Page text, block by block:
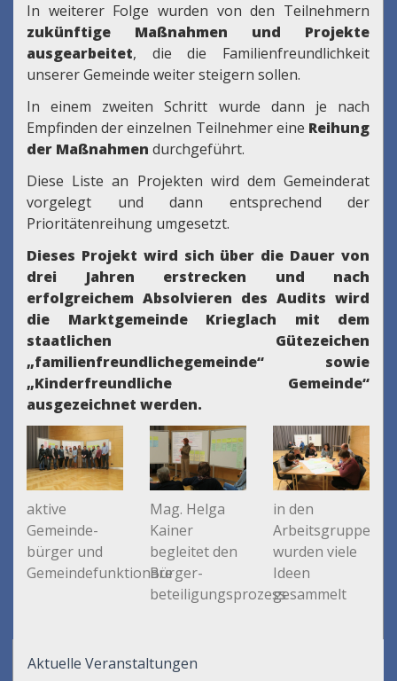
In weiterer Folge wurden von den Teilnehmern
zukünftige Maßnahmen und Projekte
ausgearbeitet, die die Familienfreundlichkeit
unserer Gemeinde weiter steigern sollen.
In einem zweiten Schritt wurde dann je nach
Empfinden der einzelnen Teilnehmer eine Reihung
der Maßnahmen durchgeführt.
Diese Liste an Projekten wird dem Gemeinderat
vorgelegt und dann entsprechend der
Prioritätenreihung umgesetzt.
Dieses Projekt wird sich über die Dauer von
drei Jahren erstrecken und nach
erfolgreichem Absolvieren des Audits wird
die Marktgemeinde Krieglach mit dem
staatlichen Gütezeichen
„familienfreundlichegemeinde“ sowie
„Kinderfreundliche Gemeinde“
ausgezeichnet werden.
aktive
Gemeinde-
bürger und
Gemeindefunktionäre
Mag. Helga
Kainer
begleitet den
Bürger-
beteiligungsprozess
in den
Arbeitsgruppen
wurden viele
Ideen
gesammelt
Aktuelle Veranstaltungen